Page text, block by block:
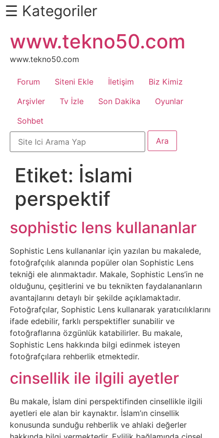
Daha
Fazlası
İçin
Kaydır
Android
Apk
Arabalar
Bankacılık
İşlemleri
Belgesel
Bilgi
Bilgisayar
Bilim
Bitcoin
Bitkiler
Çizgi
Film
Diğer
☰ Kategoriler
atla
www.tekno50.com
www.tekno50.com
Forum Siteni Ekle İletişim
Biz Kimiz
Arşivler
Tv İzle Son Dakika
Oyunlar
Sohbet
Etiket: İslami
perspektif
sophistic lens kullananlar
Sophistic Lens kullananlar için yazılan bu makalede,
fotoğrafçılık alanında popüler olan Sophistic Lens
tekniği ele alınmaktadır. Makale, Sophistic Lens’in ne
olduğunu, çeşitlerini ve bu teknikten faydalananların
avantajlarını detaylı bir şekilde açıklamaktadır.
Fotoğrafçılar, Sophistic Lens kullanarak yaratıcılıklarını
ifade edebilir, farklı perspektifler sunabilir ve
fotoğraflarına özgünlük katabilirler. Bu makale,
Sophistic Lens hakkında bilgi edinmek isteyen
fotoğrafçılara rehberlik etmektedir.
cinsellik ile ilgili ayetler
Bu makale, İslam dini perspektifinden cinsellikle ilgili
ayetleri ele alan bir kaynaktır. İslam’ın cinsellik
konusunda sunduğu rehberlik ve ahlaki değerler